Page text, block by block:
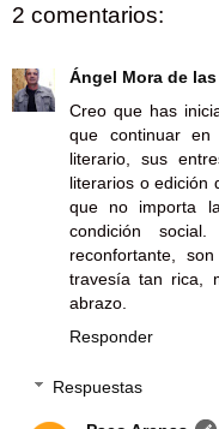
2 comentarios:
Ángel Mora de las
Creo que has
que continuar
literario, sus
literarios o edición
que no importa
condición
reconfortante,
travesía tan rica,
abrazo.
Responder
Respuestas